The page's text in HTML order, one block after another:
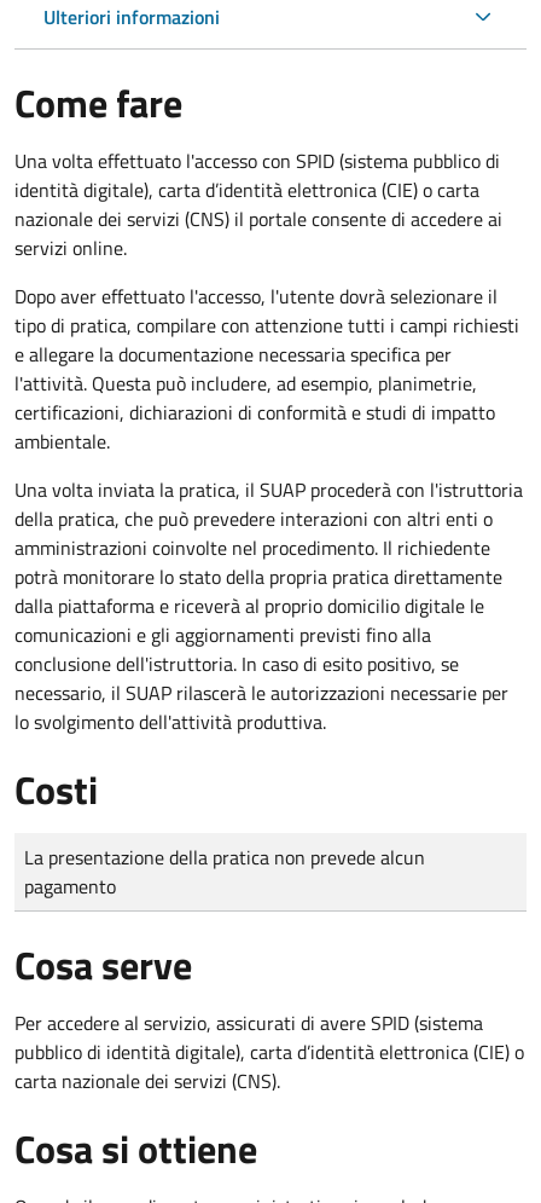
Ulteriori informazioni
Come fare
Una volta effettuato l'accesso con SPID (sistema pubblico di
identità digitale), carta d’identità elettronica (CIE) o carta
nazionale dei servizi (CNS) il portale consente di accedere ai
servizi online.
Dopo aver effettuato l'accesso, l'utente dovrà selezionare il
tipo di pratica, compilare con attenzione tutti i campi richiesti
e allegare la documentazione necessaria specifica per
l'attività. Questa può includere, ad esempio, planimetrie,
certificazioni, dichiarazioni di conformità e studi di impatto
ambientale.
Una volta inviata la pratica, il SUAP procederà con l'istruttoria
della pratica, che può prevedere interazioni con altri enti o
amministrazioni coinvolte nel procedimento. Il richiedente
potrà monitorare lo stato della propria pratica direttamente
dalla piattaforma e riceverà al proprio domicilio digitale le
comunicazioni e gli aggiornamenti previsti fino alla
conclusione dell'istruttoria. In caso di esito positivo, se
necessario, il SUAP rilascerà le autorizzazioni necessarie per
lo svolgimento dell'attività produttiva.
Costi
Tipo di pagamento
Importo
La presentazione della pratica non prevede alcun
pagamento
Cosa serve
Per accedere al servizio, assicurati di avere SPID (sistema
pubblico di identità digitale), carta d’identità elettronica (CIE) o
carta nazionale dei servizi (CNS).
Cosa si ottiene